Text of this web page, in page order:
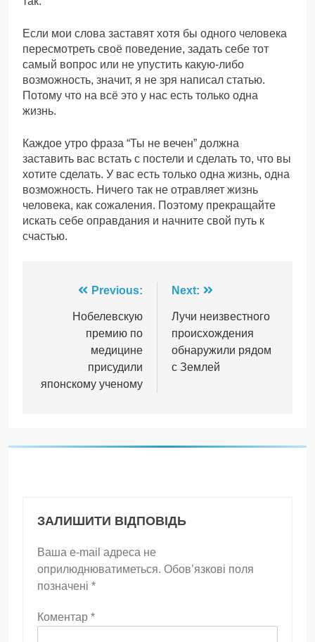
Если мои слова заставят хотя бы одного человека
пересмотреть своё поведение, задать себе тот
самый вопрос или не упустить какую-либо
возможность, значит, я не зря написал статью.
Потому что на всё это у нас есть только одна
жизнь.
Каждое утро фраза “Ты не вечен” должна
заставить вас встать с постели и сделать то, что вы
хотите сделать. У вас есть только одна жизнь, одна
возможность. Ничего так не отравляет жизнь
человека, как сожаления. Поэтому прекращайте
искать себе оправдания и начните свой путь к
счастью.
Навігація
записів
Previous:
Нобелевскую
премию по
медицине
присудили
японскому ученому
Next:
Лучи неизвестного
происхождения
обнаружили рядом
с Землей
ЗАЛИШИТИ ВІДПОВІДЬ
Ваша e-mail адреса не
оприлюднюватиметься. Обов’язкові поля
позначені *
Коментар *